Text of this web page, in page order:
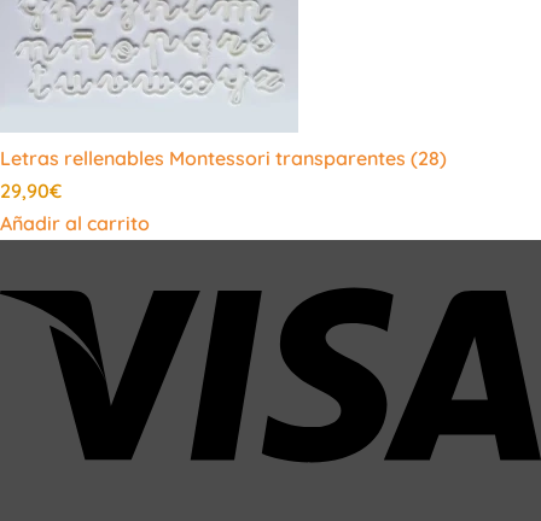
Letras rellenables Montessori transparentes (28)
29,90€
Añadir al carrito